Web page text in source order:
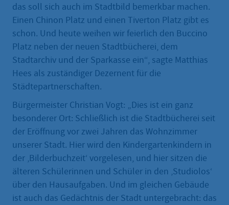
das soll sich auch im Stadtbild bemerkbar machen.
Einen Chinon Platz und einen Tiverton Platz gibt es
schon. Und heute weihen wir feierlich den Buccino
Platz neben der neuen Stadtbücherei, dem
Stadtarchiv und der Sparkasse ein“, sagte Matthias
Hees als zuständiger Dezernent für die
Städtepartnerschaften.
Bürgermeister Christian Vogt: „Dies ist ein ganz
besonderer Ort: Schließlich ist die Stadtbücherei seit
der Eröffnung vor zwei Jahren das Wohnzimmer
unserer Stadt. Hier wird den Kindergartenkindern in
der ‚Bilderbuchzeit‘ vorgelesen, und hier sitzen die
älteren Schülerinnen und Schüler in den ‚Studiolos‘
über den Hausaufgaben. Und im gleichen Gebäude
ist auch das Gedächtnis der Stadt untergebracht: das